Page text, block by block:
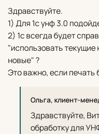
Здравствуйте.
1) Для 1с унф 3.0
2) 1с всегда будет
"использовать текущие
новые" ?
Это важно, если
Ольга, клиент-
Здравствуйте,
обработку для